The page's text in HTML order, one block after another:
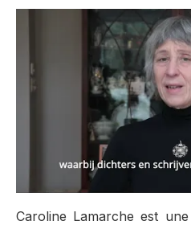
Caroline Lamarche est